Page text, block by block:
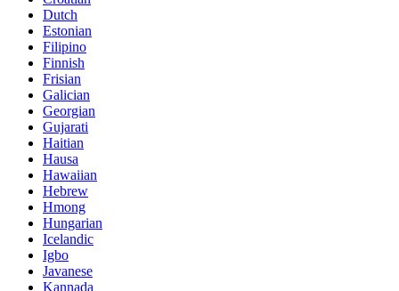
Dutch
Estonian
Filipino
Finnish
Frisian
Galician
Georgian
Gujarati
Haitian
Hausa
Hawaiian
Hebrew
Hmong
Hungarian
Icelandic
Igbo
Javanese
Kannada